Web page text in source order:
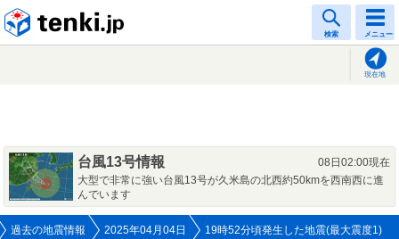
検索 メニュー
現在地
台風13号情報
08日02:00現在
大型で非常に強い台風13号が久米島の北西約50kmを西南西に進
んでいます
過去の地震情報 2025年04月04日 19時52分頃発生した地震(最大震度1)